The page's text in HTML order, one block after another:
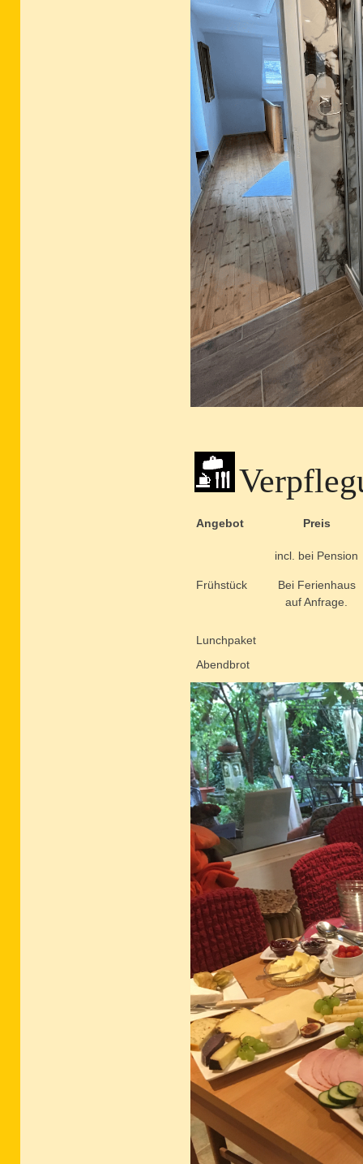
Angebot Preis
Frühstück
incl. bei Pension
Bei Ferienhaus
auf Anfrage.
Lunchpaket
Abendbrot